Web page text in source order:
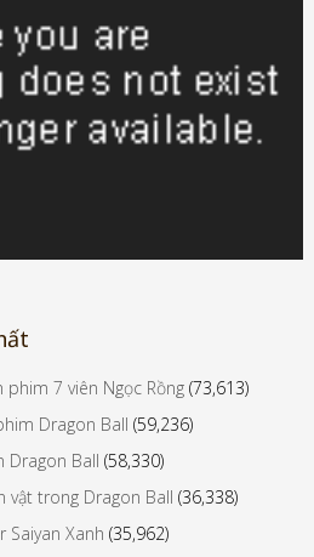
7 viên Ngọc Rồng (73,613)
Dragon Ball (59,236)
Dragon Ball (58,330)
vật trong Dragon Ball (36,338)
Saiyan Xanh (35,962)